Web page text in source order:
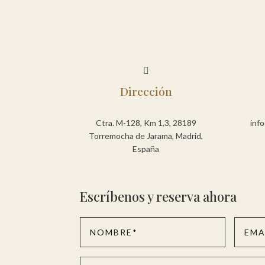

Dirección
Ctra. M-128, Km 1,3, 28189
Torremocha de Jarama, Madrid,
España
Escríbenos y reserva ahora